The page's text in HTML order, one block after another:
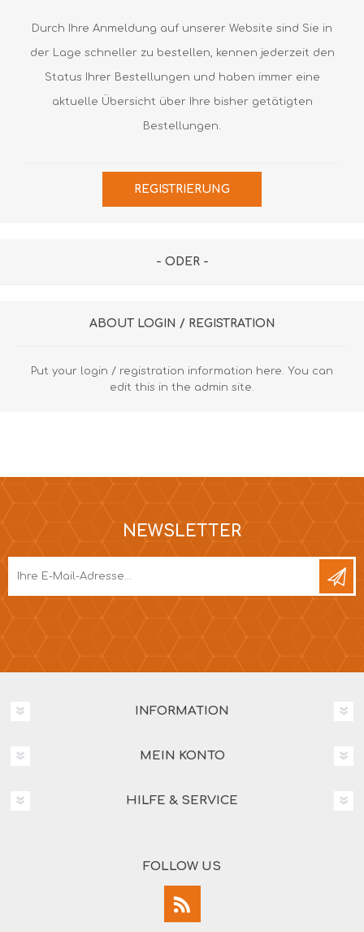
Durch Ihre Anmeldung auf unserer Website sind Sie in
der Lage schneller zu bestellen, kennen jederzeit den
Status Ihrer Bestellungen und haben immer eine
aktuelle Übersicht über Ihre bisher getätigten
Bestellungen.
REGISTRIERUNG
- ODER -
ABOUT LOGIN / REGISTRATION
Put your login / registration information here. You can
edit this in the admin site.
NEWSLETTER
INFORMATION
MEIN KONTO
HILFE & SERVICE
FOLLOW US